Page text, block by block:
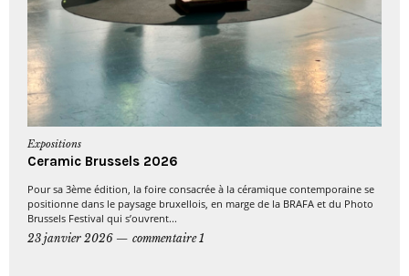
Expositions
Ceramic Brussels 2026
Pour sa 3ème édition, la foire consacrée à la céramique contemporaine se
positionne dans le paysage bruxellois, en marge de la BRAFA et du Photo
Brussels Festival qui s’ouvrent...
23 janvier 2026
commentaire 1